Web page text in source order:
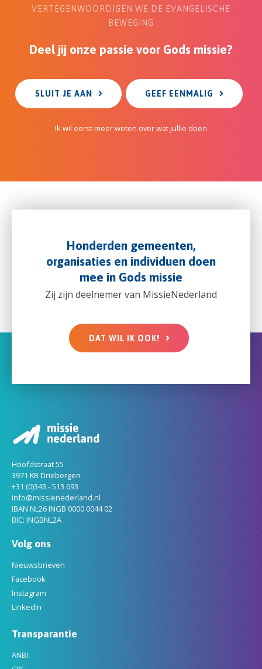
VERTEGENWOORDIGEN WE DE EVANGELISCHE
BEWEGING
Deel jij onze passie voor Gods missie?
SLUIT JE AAN GEEF EENMALIG
Ik wil eerst meer weten over wat jullie doen
Honderden gemeenten,
organisaties en individuen doen
mee in Gods missie
Zij zijn deelnemer van MissieNederland
DAT WIL IK OOK!
Hoofdstraat 55
3971 KB Driebergen
+31 (0)343 - 513 693
info@missienederland.nl
IBAN NL26 INGB 0000 0044 02
BIC: INGBNL2A
Volg ons
Nieuwsbrieven
Facebook
Instagram
LinkedIn
Transparantie
ANBI